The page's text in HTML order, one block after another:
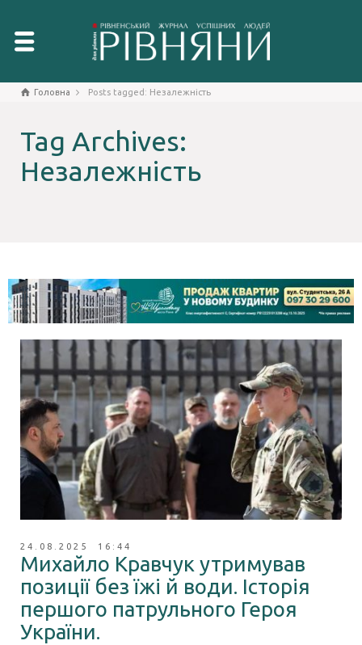
Головна Posts tagged: Незалежність
Tag Archives:
Незалежність
24.08.2025 16:44
Михайло Кравчук утримував
позиції без їжі й води. Історія
першого патрульного Героя
України.